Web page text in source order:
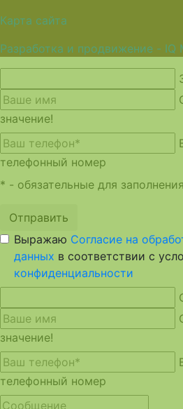
Карта сайта
Разработка и продвижение -
значение!
телефонный номер
* - обязательные для
Отправить
Выражаю Согласие на
данных в соответствии с
конфиденциальности
значение!
телефонный номер